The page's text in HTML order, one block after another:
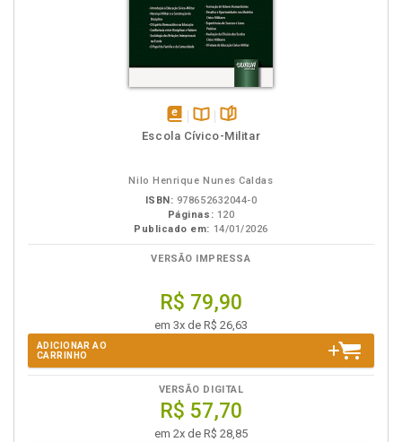
disponívelDisponível
páginas
Escola Cívico-Militar
Nilo Henrique Nunes Caldas
ISBN: 978652632044-0
Páginas: 120
Publicado em: 14/01/2026
VERSÃO IMPRESSA
R$ 79,90
em 3x de R$ 26,63
ADICIONAR AO
CARRINHO
VERSÃO DIGITAL
R$ 57,70
em 2x de R$ 28,85